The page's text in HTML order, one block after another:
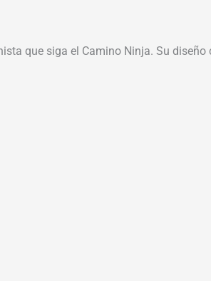
que siga el Camino Ninja. Su